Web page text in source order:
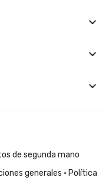
keyboard_arrow_down
keyboard_arrow_down
keyboard_arrow_down
generales · Política